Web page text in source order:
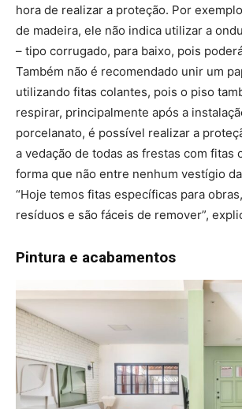
hora de realizar a proteção. Por
de madeira, ele não indica utilizar a
– tipo corrugado, para baixo, pois
Também não é recomendado unir um
utilizando fitas colantes, pois o piso
respirar, principalmente após a
porcelanato, é possível realizar a
a vedação de todas as frestas com fitas
forma que não entre nenhum vestígio
“Hoje temos fitas específicas para
resíduos e são fáceis de remover”,
Pintura e acabamentos